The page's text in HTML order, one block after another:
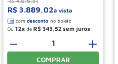
R$ 3.889,02à vista
Ou 12 de R$ 343 52
＋
－
COMPRAR